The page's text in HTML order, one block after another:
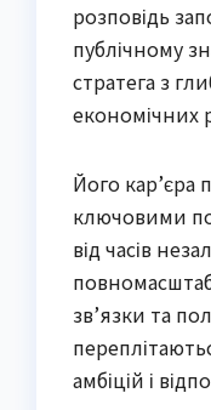
розповідь
публічному
стратега з
економічних
Його кар’єра
ключовими
від часів
зв’язки та
амбіцій і